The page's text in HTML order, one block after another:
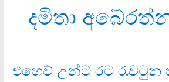
දමිතා
එහෙව් උන්ට රට රැවටුන
එහෙව්